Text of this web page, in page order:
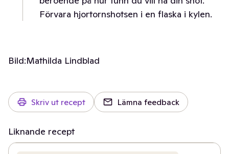
Förvara hjortornshotsen i en flaska i kylen.
Bild:Mathilda Lindblad
Skriv ut recept Lämna feedback
Liknande recept